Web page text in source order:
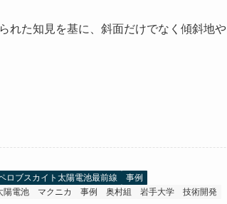
れた知見を基に、斜面だけでなく傾斜地
ロブスカイト太陽電池最前線
事例
陽電池 マクニカ 事例 奥村組 岩手大学 技術開発